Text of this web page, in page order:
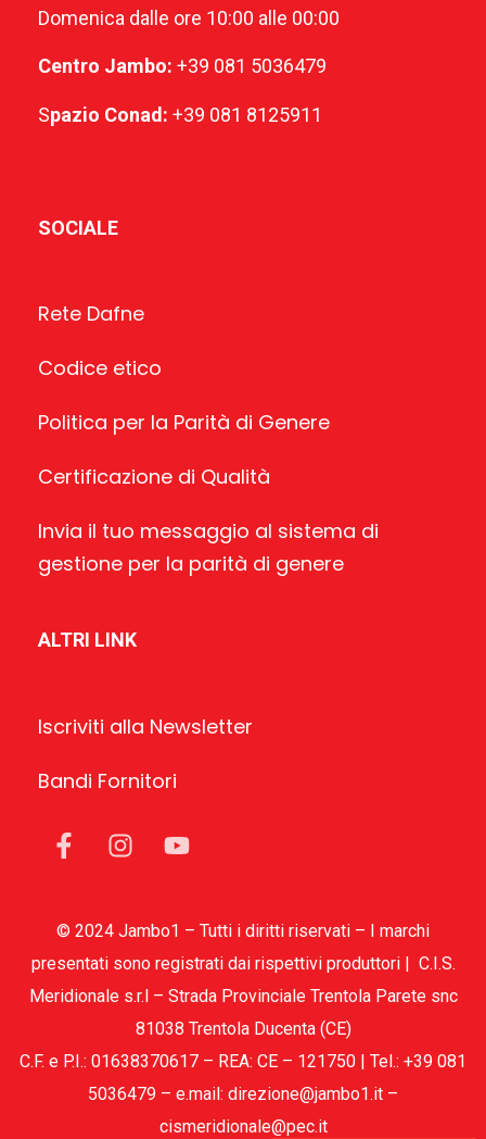
Domenica dalle ore 10:00 alle 00:00
Centro Jambo: +39 081 5036479
Spazio Conad: +39 081 8125911
SOCIALE
Rete Dafne
Codice etico
Politica per la Parità di Genere
Certificazione di Qualità
Invia il tuo messaggio al sistema di
gestione per la parità di genere
ALTRI LINK
Iscriviti alla Newsletter
Bandi Fornitori
© 2024 Jambo1 – Tutti i diritti riservati – I marchi
presentati sono registrati dai rispettivi produttori | C.I.S.
Meridionale s.r.l – Strada Provinciale Trentola Parete snc
81038 Trentola Ducenta (CE)
C.F. e P.I.: 01638370617 – REA: CE – 121750 | Tel.: +39 081
5036479 – e.mail: direzione@jambo1.it –
cismeridionale@pec.it